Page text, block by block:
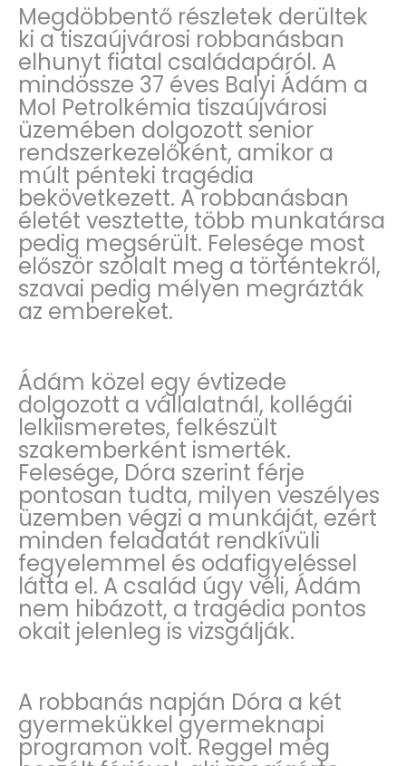
Megdöbbentő részletek derültek
ki a tiszaújvárosi robbanásban
elhunyt fiatal családapáról. A
mindössze 37 éves Balyi Ádám a
Mol Petrolkémia tiszaújvárosi
üzemében dolgozott senior
rendszerkezelőként, amikor a
múlt pénteki tragédia
bekövetkezett. A robbanásban
életét vesztette, több munkatársa
pedig megsérült. Felesége most
először szólalt meg a történtekről,
szavai pedig mélyen megrázták
az embereket.
Ádám közel egy évtizede
dolgozott a vállalatnál, kollégái
lelkiismeretes, felkészült
szakemberként ismerték.
Felesége, Dóra szerint férje
pontosan tudta, milyen veszélyes
üzemben végzi a munkáját, ezért
minden feladatát rendkívüli
fegyelemmel és odafigyeléssel
látta el. A család úgy véli, Ádám
nem hibázott, a tragédia pontos
okait jelenleg is vizsgálják.
A robbanás napján Dóra a két
gyermekükkel gyermeknapi
programon volt. Reggel még